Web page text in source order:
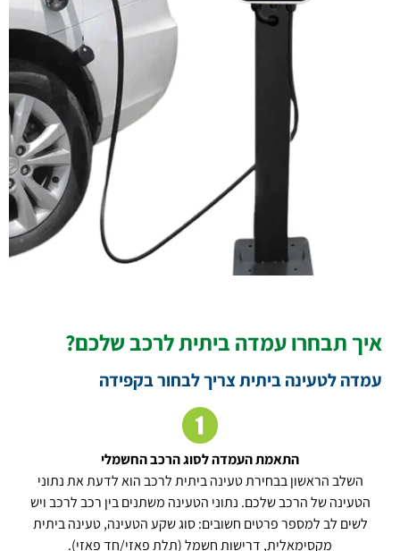
איך תבחרו עמדה ביתית לרכב שלכם?
עמדה לטעינה ביתית צריך לבחור בקפידה
התאמת העמדה לסוג הרכב החשמלי
השלב הראשון בבחירת טעינה ביתית לרכב הוא לדעת את נתוני
הטעינה של הרכב שלכם. נתוני הטעינה משתנים בין רכב לרכב ויש
לשים לב למספר פרטים חשובים: סוג שקע הטעינה, טעינה ביתית
מקסימאלית, דרישות חשמל (תלת פאזי/חד פאזי).